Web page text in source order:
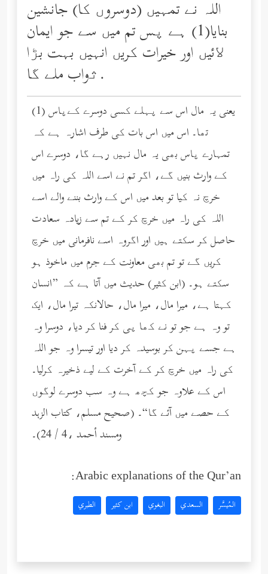
اللہ نے تمہیں (دوسروں کا) جانشین
بنایا(1) ہے پس تم میں سے جو ایمان
ﻻئیں اور خیرات کریں انہیں بہت بڑا
ﺛواب ملے گا.
(1) یعنی یہ مال اس سے پہلے کسی دوسرے کےپاس
تھا۔ اس میں اس بات کی طرف اشارہ ہے کہ
تمہارے پاس بھی یہ مال نہیں رہے گا، دوسرے اس
کے وارث بنیں گے، اگر تم نے اسے اللہ کی راہ میں
خرچ نہ کیا تو بعد میں اس کے وارث بننے والے اسے
اللہ کی راہ میں خرچ کر کے تم سے زیادہ سعادت
حاصل کر سکتے ہیں اور اگروہ اسے نافرمانی میں خرچ
کریں گے تو تم بھی معاونت کے جرم میں ماخوذ ہو
سکتے ہو۔ (ابن کثیر) حدیث میں آتا ہے کہ ”انسان
کہتا ہے، میرا مال، میرا مال، حالانکہ تیرا مال، ایک
تو وہ ہے جو تو نے کھا پی کر فنا کر دیا، دوسرا وہ
ہے جسے پہن کر بوسیدہ کر دیا اور تیسرا وہ جو اللہ
کی راہ میں خرچ کر کے آخرت کے لیے ذخیرہ کرلیا۔
اس کے علاوہ جو کچھ ہے وہ سب دوسرے لوگوں
کے حصے میں آئے گا“۔ (صحيح مسلم، كتاب الزهد
ومسند أحمد ،4 / 24)۔
Arabic explanations of the Qur’an:
المُيسَّر السعدي البغوي ابن كثير الطبري